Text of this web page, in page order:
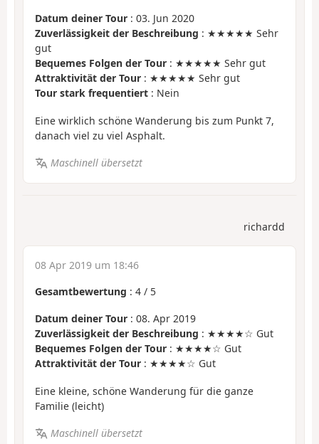
Datum deiner Tour : 03. Jun 2020
Zuverlässigkeit der Beschreibung : ★★★★★ Sehr
gut
Bequemes Folgen der Tour : ★★★★★ Sehr gut
Attraktivität der Tour : ★★★★★ Sehr gut
Tour stark frequentiert : Nein
Eine wirklich schöne Wanderung bis zum Punkt 7,
danach viel zu viel Asphalt.
Maschinell übersetzt
richardd
08 Apr 2019 um 18:46
Gesamtbewertung : 4 / 5
Datum deiner Tour : 08. Apr 2019
Zuverlässigkeit der Beschreibung : ★★★★☆ Gut
Bequemes Folgen der Tour : ★★★★☆ Gut
Attraktivität der Tour : ★★★★☆ Gut
Eine kleine, schöne Wanderung für die ganze
Familie (leicht)
Maschinell übersetzt